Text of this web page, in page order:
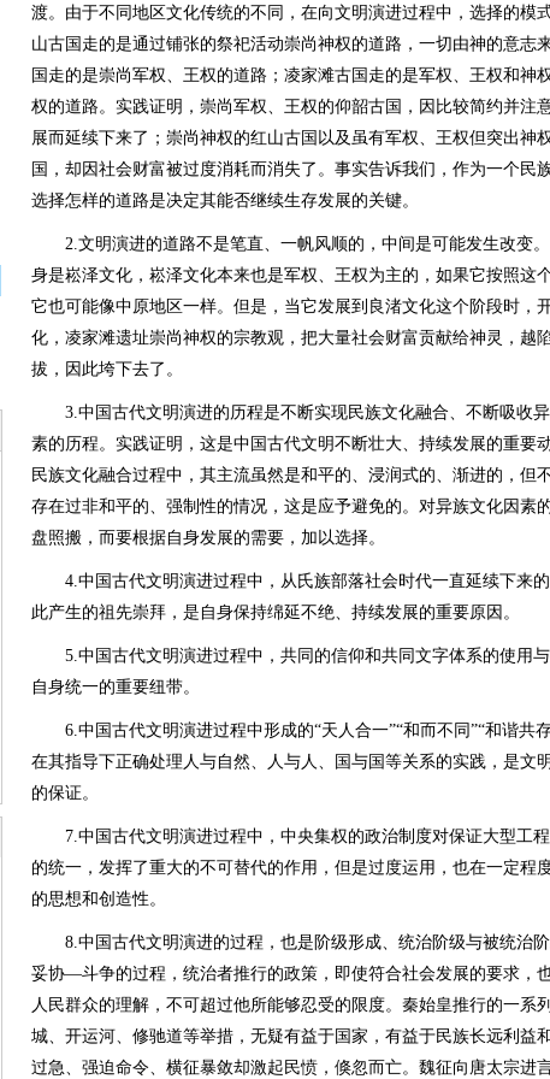
渡。由于不同地区文化传统的不同，在向文明演进过程中，选择的模
山古国走的是通过铺张的祭祀活动崇尚神权的道路，一切由神的意志
国走的是崇尚军权、王权的道路；凌家滩古国走的是军权、王权和神
权的道路。实践证明，崇尚军权、王权的仰韶古国，因比较简约并注
展而延续下来了；崇尚神权的红山古国以及虽有军权、王权但突出神
国，却因社会财富被过度消耗而消失了。事实告诉我们，作为一个民
选择怎样的道路是决定其能否继续生存发展的关键。
2.文明演进的道路不是笔直、一帆风顺的，中间是可能发生改变
身是崧泽文化，崧泽文化本来也是军权、王权为主的，如果它按照这
它也可能像中原地区一样。但是，当它发展到良渚文化这个阶段时，
化，凌家滩遗址崇尚神权的宗教观，把大量社会财富贡献给神灵，越
拔，因此垮下去了。
3.中国古代文明演进的历程是不断实现民族文化融合、不断吸收异
素的历程。实践证明，这是中国古代文明不断壮大、持续发展的重要
民族文化融合过程中，其主流虽然是和平的、浸润式的、渐进的，但
存在过非和平的、强制性的情况，这是应予避免的。对异族文化因素
盘照搬，而要根据自身发展的需要，加以选择。
4.中国古代文明演进过程中，从氏族部落社会时代一直延续下来的
此产生的祖先崇拜，是自身保持绵延不绝、持续发展的重要原因。
5.中国古代文明演进过程中，共同的信仰和共同文字体系的使用与
自身统一的重要纽带。
6.中国古代文明演进过程中形成的“天人合一”“和而不同”“和谐共
在其指导下正确处理人与自然、人与人、国与国等关系的实践，是文
的保证。
7.中国古代文明演进过程中，中央集权的政治制度对保证大型工程
的统一，发挥了重大的不可替代的作用，但是过度运用，也在一定程
的思想和创造性。
8.中国古代文明演进的过程，也是阶级形成、统治阶级与被统治
妥协—斗争的过程，统治者推行的政策，即使符合社会发展的要求，
人民群众的理解，不可超过他所能够忍受的限度。秦始皇推行的一系
城、开运河、修驰道等举措，无疑有益于国家，有益于民族长远利益
过急、强迫命令、横征暴敛却激起民愤，倏忽而亡。魏征向唐太宗进